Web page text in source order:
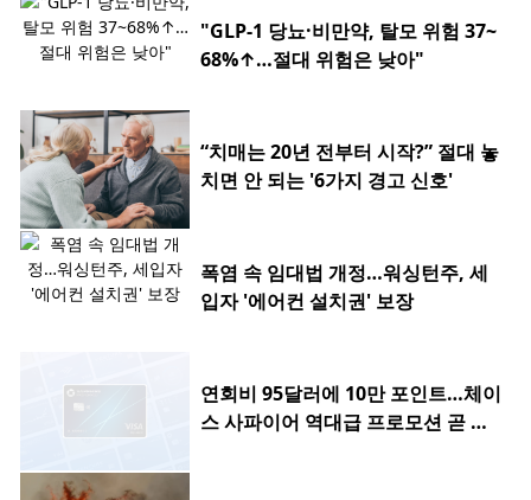
"GLP-1 당뇨·비만약, 탈모 위험 37~
68%↑…절대 위험은 낮아"
“치매는 20년 전부터 시작?” 절대 놓
치면 안 되는 '6가지 경고 신호'
폭염 속 임대법 개정…워싱턴주, 세
입자 '에어컨 설치권' 보장
연회비 95달러에 10만 포인트…체이
스 사파이어 역대급 프로모션 곧 종